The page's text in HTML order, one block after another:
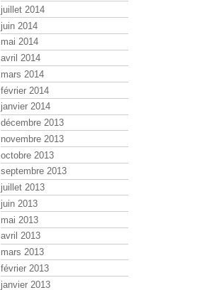
juillet 2014
juin 2014
mai 2014
avril 2014
mars 2014
février 2014
janvier 2014
décembre 2013
novembre 2013
octobre 2013
septembre 2013
juillet 2013
juin 2013
mai 2013
avril 2013
mars 2013
février 2013
janvier 2013